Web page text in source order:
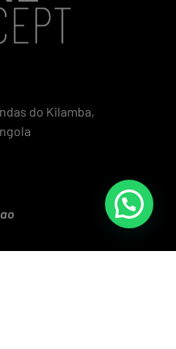
do Kilamba,